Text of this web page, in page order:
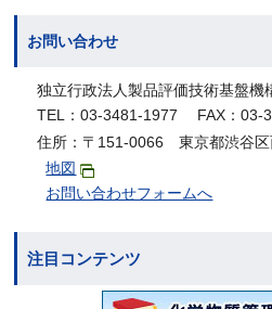
お問い合わせ
独立行政法人製品評価技術基盤
TEL：03-3481-1977 FAX：03-
住所：〒151-0066 東京都渋谷
地図
お問い合わせフォームへ
注目コンテンツ